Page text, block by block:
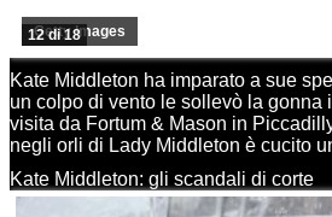
Getty Images
12 di 18
Kate Middleton ha imparato a sue
un colpo di vento le sollevò la
visita da Fortum & Mason in
negli orli di Lady Middleton è cucito
Kate Middleton: gli scandali di corte